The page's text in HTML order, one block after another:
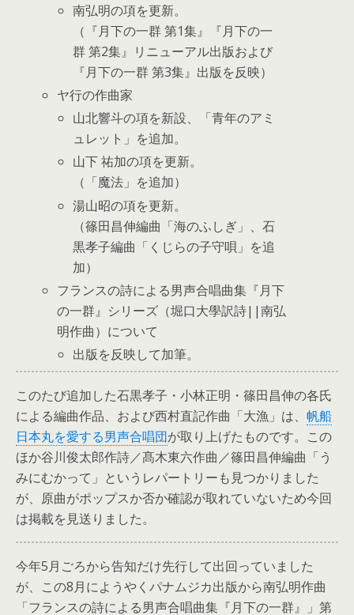
南弘明の項を更新。
（『月下の一群 第1集』『月下の一
群 第2集』リニューアル出版および
『月下の一群 第3集』出版を反映）
ヤ行の作曲家
山北響斗の項を新設、「青年のアミ
ュレット」を追加。
山下 祐加の項を更新。
（「魔法」を追加）
湯山昭の項を更新。
（篠田昌伸編曲「海のふしぎ」、石
黒孝子編曲「くじらの子守唄」を追
加）
フランスの詩による男声合唱曲集『月下
の一群』シリーズ（堀口大學訳詩||南弘
明作曲）について
出版を反映して加筆。
このたび追加した石黒孝子・小林正明・篠田昌伸の各氏
による編曲作品、および西村直記作曲「大漁」は、 帆船
日本丸を愛する男声合唱団が取り上げたものです。この
ほか谷川俊太郎作詩／髙木東六作曲／篠田昌伸編曲「う
みにむかって」というレパートリーも見つかりました
が、原曲がポップスか否か確認が取れていないため今回
は掲載を見送りました。
今年5月ごろから告知だけ先行して出回っていました
が、この8月にようやくパナムジカ出版から南弘明作曲
「フランスの詩による男声合唱曲集『月下の一群』」第